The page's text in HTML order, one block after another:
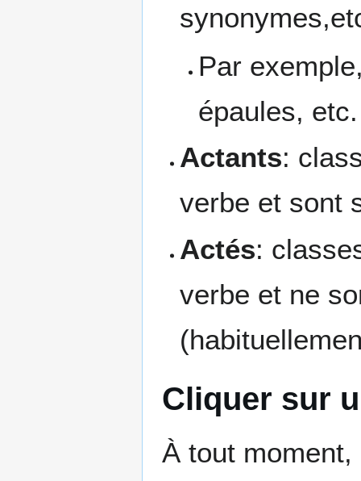
Par
épaules, etc.
Actants:
verbe et sont
Actés:
verbe et ne
Cliquer sur
À tout